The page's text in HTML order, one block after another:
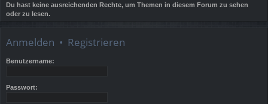
ug
f
de
Du hast keine ausreichenden Rechte, um Themen in diesem Forum zu sehen
oder zu lesen.
Anmelden • Registrieren
Benutzername:
Passwort: